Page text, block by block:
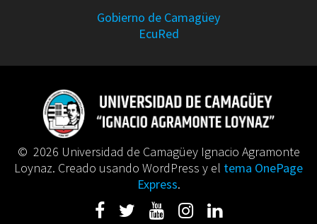
Gobierno de Camagüey
EcuRed
© 2026 Universidad de Camagüey Ignacio Agramonte
Loynaz. Creado usando WordPress y el tema OnePage
Express.